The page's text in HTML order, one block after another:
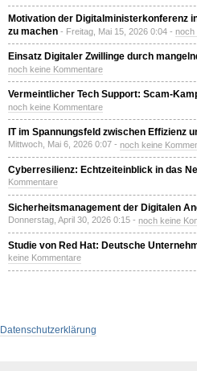
Motivation der Digitalministerkonferenz
zu machen - Freitag, Mai 15, 2026 0:04 - noch
Einsatz Digitaler Zwillinge durch
noch keine Kommentare
Vermeintlicher Tech Support: Scam-
noch keine Kommentare
IT im Spannungsfeld zwischen Effizienz
Mittwoch, Mai 6, 2026 0:07 - noch keine
Cyberresilienz: Echtzeiteinblick in das
Kommentare
Sicherheitsmanagement der Digitalen
Donnerstag, April 30, 2026 0:15 - noch keine
Studie von Red Hat: Deutsche
keine Kommentare
Datenschutzerklärung